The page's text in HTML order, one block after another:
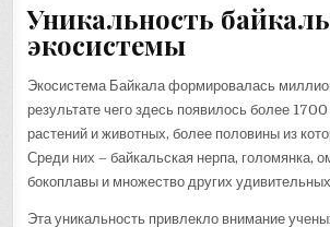
Уникальность
экосистемы
Экосистема Байкала формировалась
результате чего здесь появилось более
растений и животных, более половины из
Среди них – байкальская нерпа, голомянка,
бокоплавы и множество других
Эта уникальность привлекло внимание